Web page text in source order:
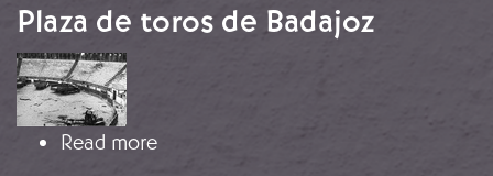
Plaza de toros de Badajoz
Image
Read moreabout Plaza de toros de Badajoz